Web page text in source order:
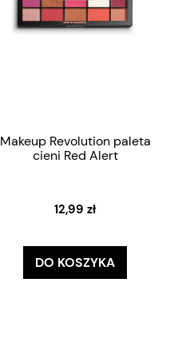
Makeup Revolution paleta
cieni Red Alert
12,99 zł
DO KOSZYKA